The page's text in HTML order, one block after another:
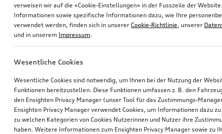
verweisen wir auf die «Cookie-Einstellungen» in der Fusszeile der
Informationen sowie spezifische Informationen dazu, wie Ihre
verwendet werden, finden sich in unserer Cookie-Richtlinie, unserer
und in unserem Impressum.
Wesentliche Cookies
Wesentliche Cookies sind notwendig, um Ihnen bei der Nutzung der
Funktionen bereitzustellen. Diese Funktionen umfassen z. B. den
den Ensighten Privacy Manager (unser Tool für das Zustimmungs-
Ensighten Privacy Manager verwendet Cookies, um Informationen dazu
zu welchen Kategorien von Cookies Nutzerinnen und Nutzer ihre
haben. Weitere Informationen zum Ensighten Privacy Manager sowie zu